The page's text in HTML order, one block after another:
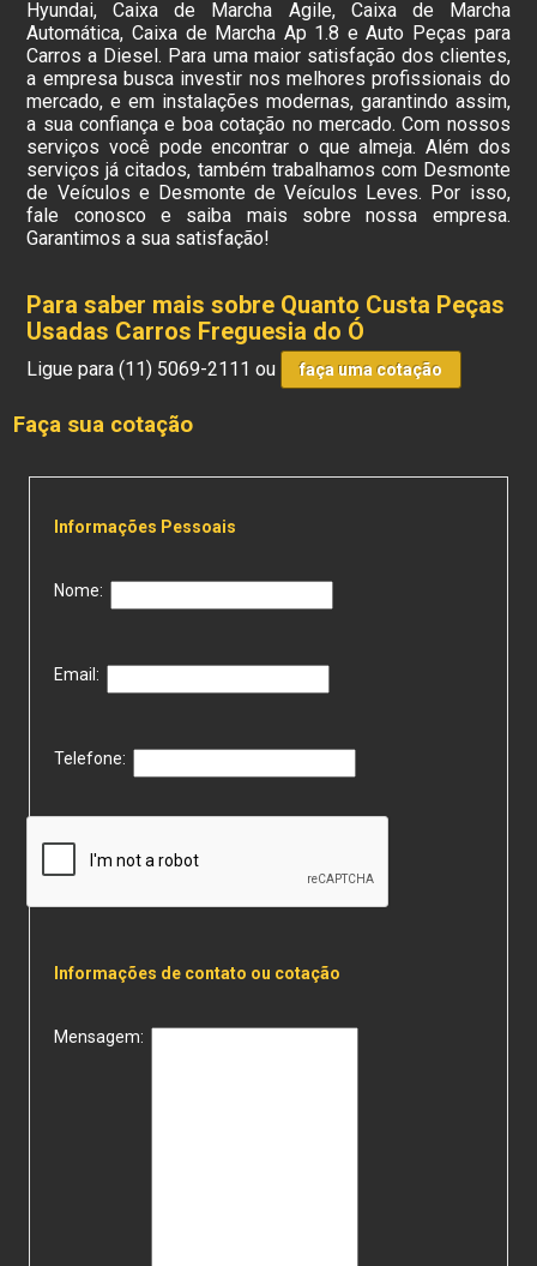
Hyundai, Caixa de Marcha Agile, Caixa de Marcha
Automática, Caixa de Marcha Ap 1.8 e Auto Peças para
Carros a Diesel. Para uma maior satisfação dos clientes,
a empresa busca investir nos melhores profissionais do
mercado, e em instalações modernas, garantindo assim,
a sua confiança e boa cotação no mercado. Com nossos
serviços você pode encontrar o que almeja. Além dos
serviços já citados, também trabalhamos com Desmonte
de Veículos e Desmonte de Veículos Leves. Por isso,
fale conosco e saiba mais sobre nossa empresa.
Garantimos a sua satisfação!
Para saber mais sobre Quanto Custa Peças
Usadas Carros Freguesia do Ó
Ligue para(11) 5069-2111 ou faça uma cotação
Faça sua cotação
Informações Pessoais
Nome:
Email:
Telefone:
Informações de contato ou cotação
Mensagem: